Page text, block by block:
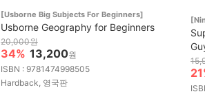
[Usborne Big Subjects For Beginners]
Usborne Geography for Beginners
20,000원
34% 13,200원
ISBN : 9781474998505
Hardback, 영국판